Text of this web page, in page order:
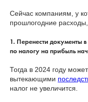
Сейчас компаниям, у
прошлогодние
1. Перенести документы
по налогу на прибыль
Тогда в 2024 году
вытекающими
налог не увеличится.